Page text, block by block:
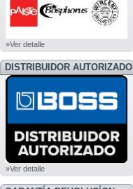
»Ver detalle
DISTRIBUIDOR AUTORIZADO
BOSS
»Ver detalle